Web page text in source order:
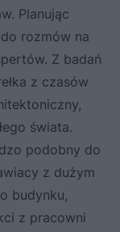
Planując
rozmów na
Z badań
z czasów
świata.
podobny do
z dużym
budynku,
z pracowni